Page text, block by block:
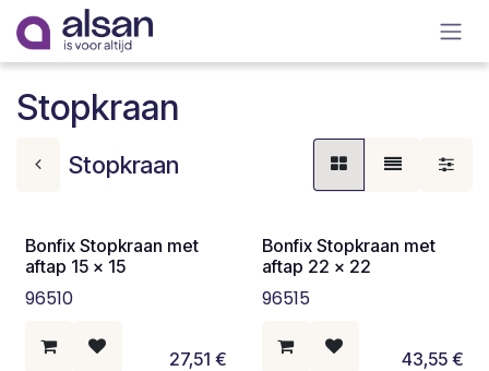
Overslaan naar inhoud
Stopkraan
Stopkraan
Bonfix Stopkraan met
aftap 15 x 15
96510
27,51 €
Bonfix Stopkraan met
aftap 22 x 22
96515
43,55€